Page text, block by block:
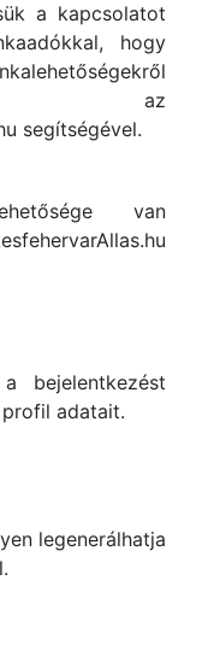
a kapcsolatot
hogy
az
segítségével.
van
bejelentkezést
adatait.
legenerálhatja